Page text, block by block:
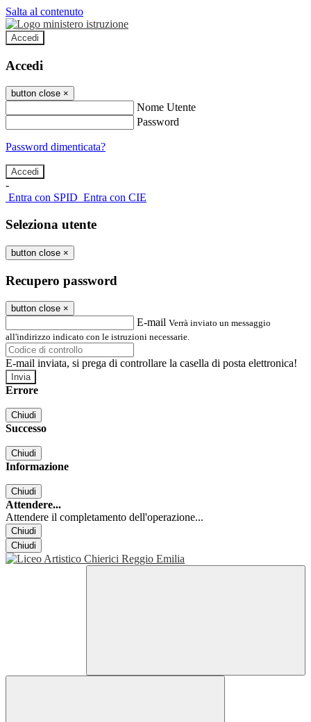
Salta al contenuto
Accedi
Accedi
button close ×
Nome Utente
Password
Password dimenticata?
-
Entra con SPID Entra con CIE
Seleziona utente
button close ×
Recupero password
button close ×
E-mail Verrà inviato un messaggio
all'indirizzo indicato con le istruzioni necessarie.
E-mail inviata, si prega di controllare la casella di posta elettronica!
Errore
Chiudi
Successo
Chiudi
Informazione
Chiudi
Attendere...
Attendere il completamento dell'operazione...
Chiudi
Chiudi